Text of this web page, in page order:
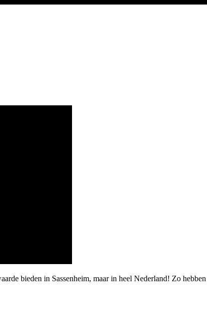
bieden in Sassenheim, maar in heel Nederland! Zo